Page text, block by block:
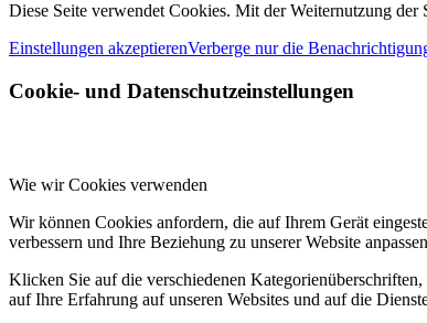
Diese Seite verwendet Cookies. Mit der Weiternutzung
Einstellungen akzeptierenVerberge nur die
Cookie- und Datenschutzeinstellungen
Wie wir Cookies verwenden
Wir können Cookies anfordern, die auf Ihrem Gerät
verbessern und Ihre Beziehung zu unserer Website
Klicken Sie auf die verschiedenen
auf Ihre Erfahrung auf unseren Websites und auf die